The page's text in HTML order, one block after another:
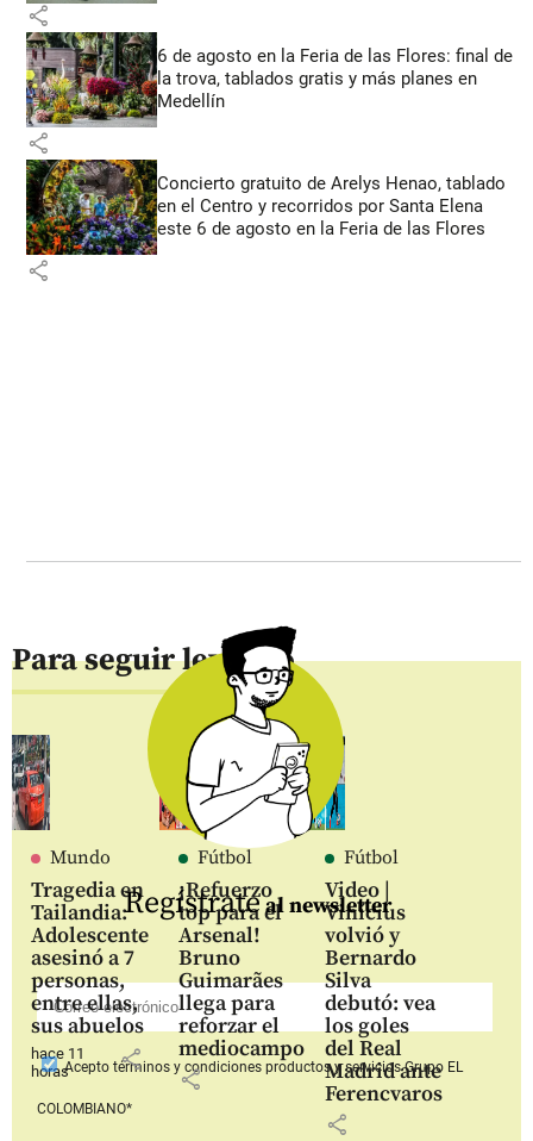
share
6 de agosto en la Feria de las Flores: final de
la trova, tablados gratis y más planes en
Medellín
share
Concierto gratuito de Arelys Henao, tablado
en el Centro y recorridos por Santa Elena
este 6 de agosto en la Feria de las Flores
share
Para seguir leyendo
Mundo
Tragedia en
Tailandia:
Adolescente
asesinó a 7
personas,
entre ellas,
sus abuelos
hace 11
horas
share
Fútbol
¡Refuerzo
top para el
Arsenal!
Bruno
Guimarães
llega para
reforzar el
mediocampo
share
Fútbol
Video |
Vinícius
volvió y
Bernardo
Silva
debutó: vea
los goles
del Real
Madrid ante
Ferencvaros
share
Regístrateal newsletter
Aceptotérminos y condiciones productos y serviciosGrupo EL
COLOMBIANO*